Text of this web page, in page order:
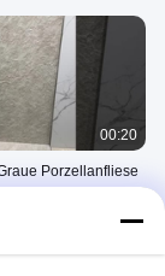
00:20
Porzellanfliese